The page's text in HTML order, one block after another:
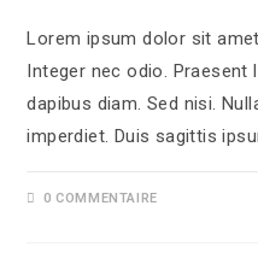
Lorem ipsum dolor sit
Integer nec odio. Praesent
dapibus diam. Sed nisi.
imperdiet. Duis sagittis
0 COMMENTAIRE